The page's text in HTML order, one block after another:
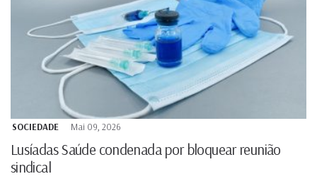
SOCIEDADE Mai 09, 2026
Lusíadas Saúde condenada por bloquear reunião
sindical